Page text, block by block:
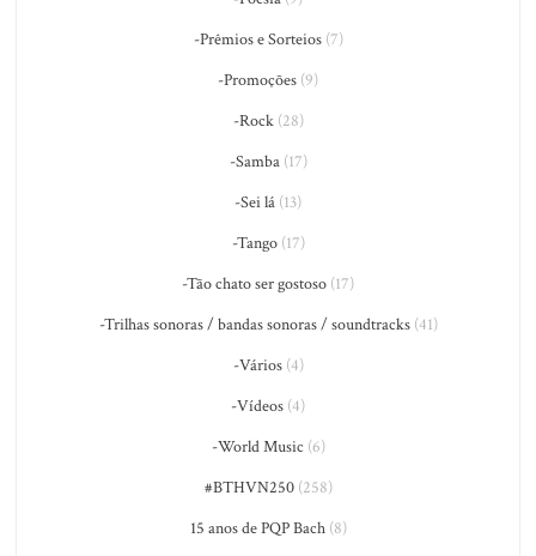
-Prêmios e Sorteios(7)
-Promoções (9)
-Rock(28)
-Samba(17)
-Sei lá (13)
-Tango(17)
-Tão chato ser gostoso (17)
-Trilhas sonoras / bandas sonoras / soundtracks(41)
-Vários(4)
-Vídeos (4)
-World Music (6)
#BTHVN250(258)
15 anos de PQP Bach(8)